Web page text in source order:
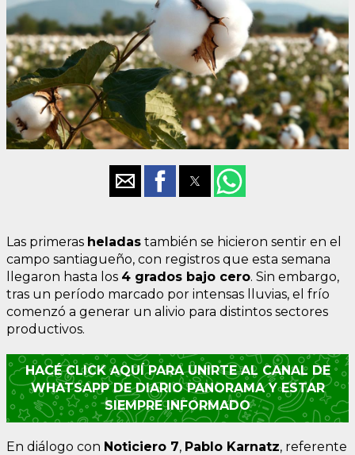
Las primeras heladas también se hicieron sentir en el
campo santiagueño, con registros que esta semana
llegaron hasta los 4 grados bajo cero. Sin embargo,
tras un período marcado por intensas lluvias, el frío
comenzó a generar un alivio para distintos sectores
productivos.
HACÉ CLICK AQUÍ PARA UNIRTE AL CANAL DE
WHATSAPP DE DIARIO PANORAMA Y ESTAR
SIEMPRE INFORMADO
En diálogo con Noticiero 7, Pablo Karnatz, referente